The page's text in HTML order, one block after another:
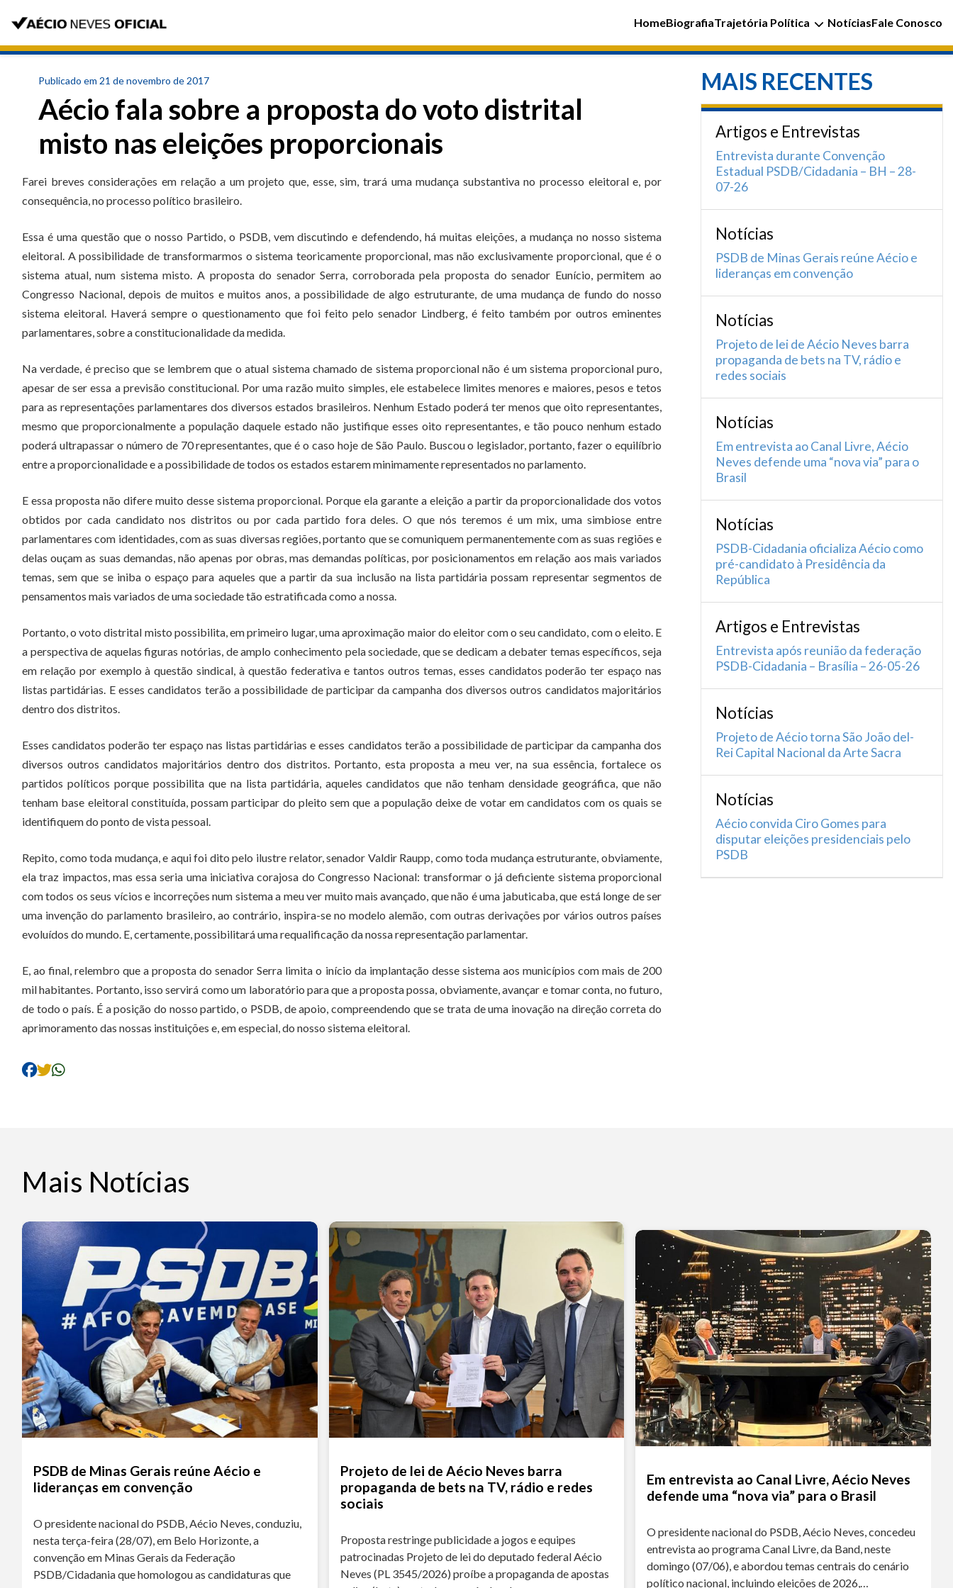
HomeBiografiaTrajetória Política NotíciasFale Conosco
Publicado em 21 de novembro de 2017
Aécio fala sobre a proposta do voto distrital
misto nas eleições proporcionais
Farei breves considerações em relação a um projeto que, esse, sim, trará uma mudança substantiva no processo eleitoral e, por
consequência, no processo político brasileiro.
Essa é uma questão que o nosso Partido, o PSDB, vem discutindo e defendendo, há muitas eleições, a mudança no nosso sistema
eleitoral. A possibilidade de transformarmos o sistema teoricamente proporcional, mas não exclusivamente proporcional, que é o
sistema atual, num sistema misto. A proposta do senador Serra, corroborada pela proposta do senador Eunício, permitem ao
Congresso Nacional, depois de muitos e muitos anos, a possibilidade de algo estruturante, de uma mudança de fundo do nosso
sistema eleitoral. Haverá sempre o questionamento que foi feito pelo senador Lindberg, é feito também por outros eminentes
parlamentares, sobre a constitucionalidade da medida.
Na verdade, é preciso que se lembrem que o atual sistema chamado de sistema proporcional não é um sistema proporcional puro,
apesar de ser essa a previsão constitucional. Por uma razão muito simples, ele estabelece limites menores e maiores, pesos e tetos
para as representações parlamentares dos diversos estados brasileiros. Nenhum Estado poderá ter menos que oito representantes,
mesmo que proporcionalmente a população daquele estado não justifique esses oito representantes, e tão pouco nenhum estado
poderá ultrapassar o número de 70 representantes, que é o caso hoje de São Paulo. Buscou o legislador, portanto, fazer o equilíbrio
entre a proporcionalidade e a possibilidade de todos os estados estarem minimamente representados no parlamento.
E essa proposta não difere muito desse sistema proporcional. Porque ela garante a eleição a partir da proporcionalidade dos votos
obtidos por cada candidato nos distritos ou por cada partido fora deles. O que nós teremos é um mix, uma simbiose entre
parlamentares com identidades, com as suas diversas regiões, portanto que se comuniquem permanentemente com as suas regiões e
delas ouçam as suas demandas, não apenas por obras, mas demandas políticas, por posicionamentos em relação aos mais variados
temas, sem que se iniba o espaço para aqueles que a partir da sua inclusão na lista partidária possam representar segmentos de
pensamentos mais variados de uma sociedade tão estratificada como a nossa.
Portanto, o voto distrital misto possibilita, em primeiro lugar, uma aproximação maior do eleitor com o seu candidato, com o eleito. E
a perspectiva de aquelas figuras notórias, de amplo conhecimento pela sociedade, que se dedicam a debater temas específicos, seja
em relação por exemplo à questão sindical, à questão federativa e tantos outros temas, esses candidatos poderão ter espaço nas
listas partidárias. E esses candidatos terão a possibilidade de participar da campanha dos diversos outros candidatos majoritários
dentro dos distritos.
Esses candidatos poderão ter espaço nas listas partidárias e esses candidatos terão a possibilidade de participar da campanha dos
diversos outros candidatos majoritários dentro dos distritos. Portanto, esta proposta a meu ver, na sua essência, fortalece os
partidos políticos porque possibilita que na lista partidária, aqueles candidatos que não tenham densidade geográfica, que não
tenham base eleitoral constituída, possam participar do pleito sem que a população deixe de votar em candidatos com os quais se
identifiquem do ponto de vista pessoal.
Repito, como toda mudança, e aqui foi dito pelo ilustre relator, senador Valdir Raupp, como toda mudança estruturante, obviamente,
ela traz impactos, mas essa seria uma iniciativa corajosa do Congresso Nacional: transformar o já deficiente sistema proporcional
com todos os seus vícios e incorreções num sistema a meu ver muito mais avançado, que não é uma jabuticaba, que está longe de ser
uma invenção do parlamento brasileiro, ao contrário, inspira-se no modelo alemão, com outras derivações por vários outros países
evoluídos do mundo. E, certamente, possibilitará uma requalificação da nossa representação parlamentar.
E, ao final, relembro que a proposta do senador Serra limita o início da implantação desse sistema aos municípios com mais de 200
mil habitantes. Portanto, isso servirá como um laboratório para que a proposta possa, obviamente, avançar e tomar conta, no futuro,
de todo o país. É a posição do nosso partido, o PSDB, de apoio, compreendendo que se trata de uma inovação na direção correta do
aprimoramento das nossas instituições e, em especial, do nosso sistema eleitoral.
MAIS RECENTES
Artigos e Entrevistas
Entrevista durante Convenção
Estadual PSDB/Cidadania – BH – 28-
07-26
Notícias
PSDB de Minas Gerais reúne Aécio e
lideranças em convenção
Notícias
Projeto de lei de Aécio Neves barra
propaganda de bets na TV, rádio e
redes sociais
Notícias
Em entrevista ao Canal Livre, Aécio
Neves defende uma “nova via” para o
Brasil
Notícias
PSDB-Cidadania oficializa Aécio como
pré-candidato à Presidência da
República
Artigos e Entrevistas
Entrevista após reunião da federação
PSDB-Cidadania – Brasília – 26-05-26
Notícias
Projeto de Aécio torna São João del-
Rei Capital Nacional da Arte Sacra
Notícias
Aécio convida Ciro Gomes para
disputar eleições presidenciais pelo
PSDB
Mais Notícias
PSDB de Minas Gerais reúne Aécio e
lideranças em convenção
O presidente nacional do PSDB, Aécio Neves, conduziu,
nesta terça-feira (28/07), em Belo Horizonte, a
convenção em Minas Gerais da Federação
PSDB/Cidadania que homologou as candidaturas que
Projeto de lei de Aécio Neves barra
propaganda de bets na TV, rádio e redes
sociais
Proposta restringe publicidade a jogos e equipes
patrocinadas Projeto de lei do deputado federal Aécio
Neves (PL 3545/2026) proíbe a propaganda de apostas
Em entrevista ao Canal Livre, Aécio Neves
defende uma “nova via” para o Brasil
O presidente nacional do PSDB, Aécio Neves, concedeu
entrevista ao programa Canal Livre, da Band, neste
domingo (07/06), e abordou temas centrais do cenário
político nacional, incluindo eleições de 2026,…